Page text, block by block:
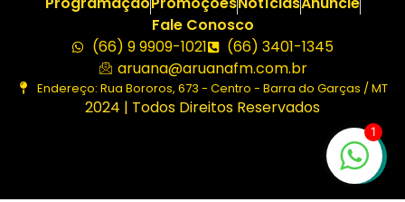
Fale Conosco
(66) 9 9909-1021
(66) 3401-1345
aruana@aruanafm.com.br
Endereço: Rua Bororos, 673 - Centro - Barra do Garças / MT
2024 | Todos Direitos Reservados
1